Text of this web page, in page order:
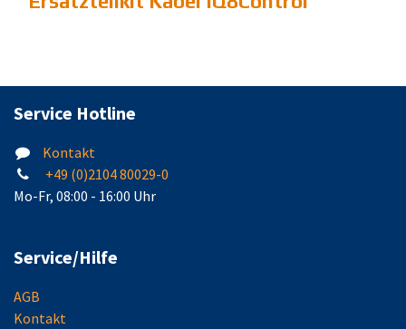
Service Hotline
Kontakt
+49 (0)2104 80029-0
Mo-Fr, 08:00 - 16:00 Uhr
Service/Hilfe
AGB
Kontakt